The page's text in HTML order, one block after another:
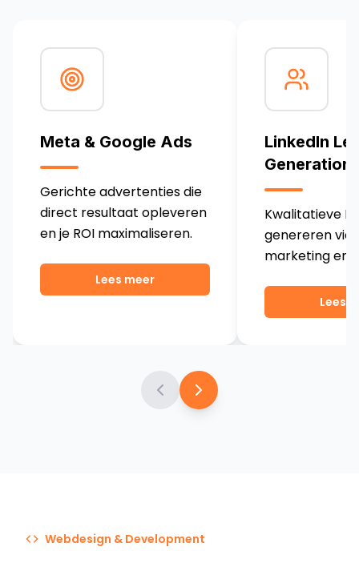
Meta & Google Ads
Gerichte advertenties die
direct resultaat opleveren
en je ROI maximaliseren.
Lees meer
LinkedIn
Generation
Kwalitatieve
genereren via
marketing en
Lees
Webdesign & Development